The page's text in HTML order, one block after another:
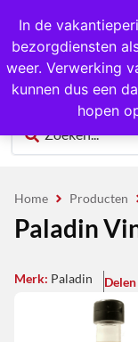
In de
bezorgdiensten
weer. Verwerking
kunnen dus een
hopen
Home Producten
Paladin
Merk: Paladin Delen